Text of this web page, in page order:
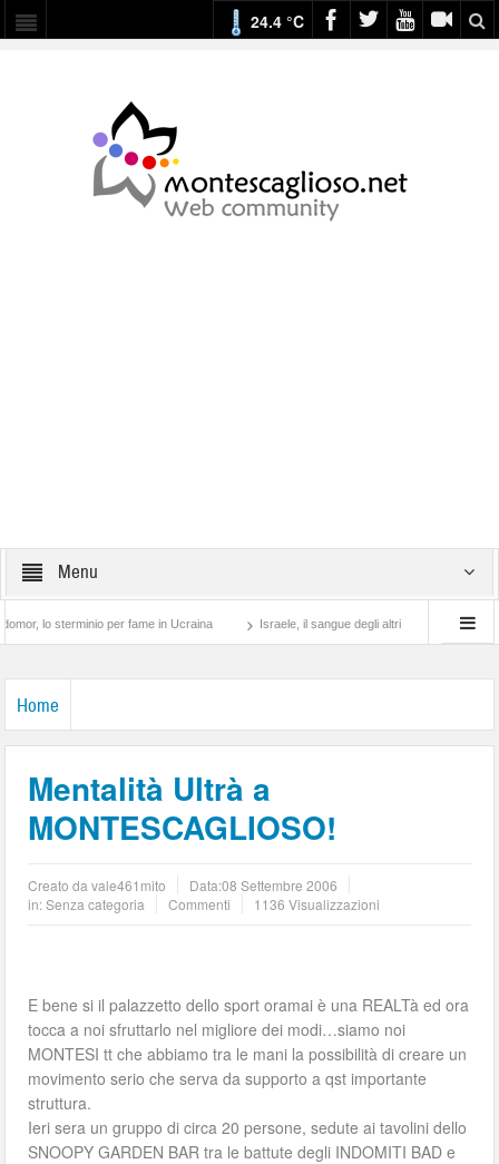
24.4 °C
Menu
per fame in Ucraina Israele, il sangue degli altri Lotta di classe…
Home
Mentalità Ultrà a
MONTESCAGLIOSO!
Creato davale461mito Data:08 Settembre 2006
in: Senza categoria
Commenti 1136 Visualizzazioni
E bene si il palazzetto dello sport oramai è una REALTà ed ora
tocca a noi sfruttarlo nel migliore dei modi…siamo noi
MONTESI tt che abbiamo tra le mani la possibilità di creare un
movimento serio che serva da supporto a qst importante
struttura.
Ieri sera un gruppo di circa 20 persone, sedute ai tavolini dello
SNOOPY GARDEN BAR tra le battute degli INDOMITI BAD e